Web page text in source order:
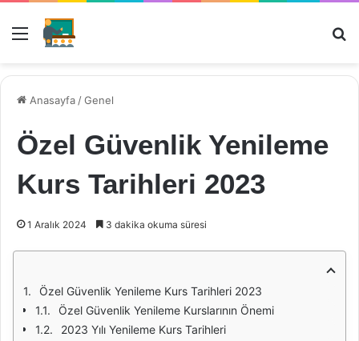
Menü
Anasayfa /Genel
Özel Güvenlik Yenileme
Kurs Tarihleri 2023
1 Aralık 2024 3 dakika okuma süresi
Özel Güvenlik Yenileme Kurs Tarihleri 2023
Özel Güvenlik Yenileme Kurslarının Önemi
2023 Yılı Yenileme Kurs Tarihleri